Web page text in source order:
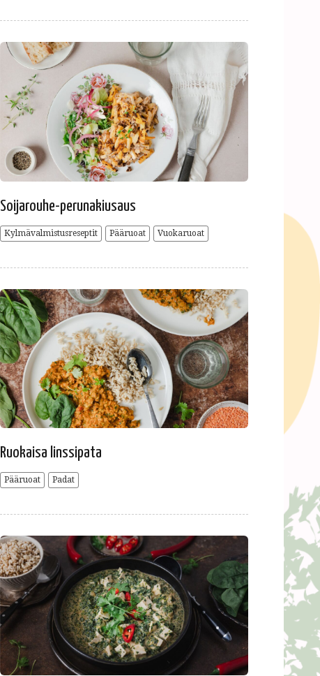
Soijarouhe-perunakiusaus
Kylmävalmistusreseptit Pääruoat Vuokaruoat
Ruokaisa linssipata
Pääruoat Padat